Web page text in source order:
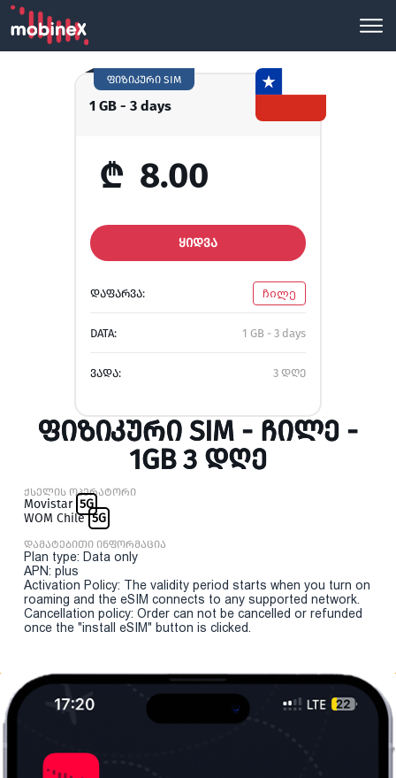
1 GB - 3 days
ფიზიკური SIM
₾ 8.00
ᲧᲘᲓᲕᲐ
ᲓᲐᲤᲐᲠᲕᲐ: ჩილე
DATA: 1 GB - 3 days
ᲕᲐᲓᲐ: 3 დღე
ᲤᲘᲖᲘᲙᲣᲠᲘ SIM - ᲩᲘᲚᲔ -
1GB 3 ᲓᲦᲔ
ქსელის ოპერატორი
Movistar 5G
WOM Chile 5G
დამატებითი ინფორმაცია
Plan type: Data only
APN: plus
Activation Policy: The validity period starts when you turn on
roaming and the eSIM connects to any supported network.
Cancellation policy: Order can not be cancelled or refunded
once the "install eSIM" button is clicked.